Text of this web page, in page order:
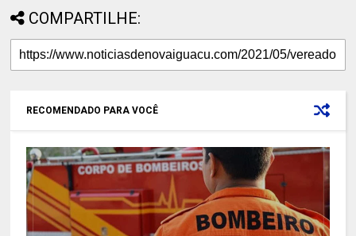
COMPARTILHE:
RECOMENDADO PARA VOCÊ